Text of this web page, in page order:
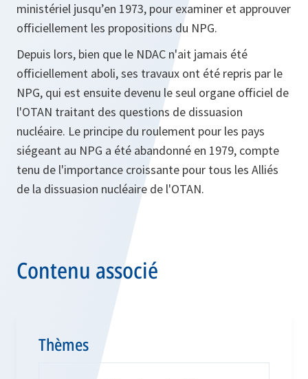
ministériel jusqu’en 1973, pour examiner et approuver
officiellement les propositions du NPG.
Depuis lors, bien que le NDAC n'ait jamais été
officiellement aboli, ses travaux ont été repris par le
NPG, qui est ensuite devenu le seul organe officiel de
l'OTAN traitant des questions de dissuasion
nucléaire. Le principe du roulement pour les pays
siégeant au NPG a été abandonné en 1979, compte
tenu de l'importance croissante pour tous les Alliés
de la dissuasion nucléaire de l'OTAN.
Contenu associé
Thèmes